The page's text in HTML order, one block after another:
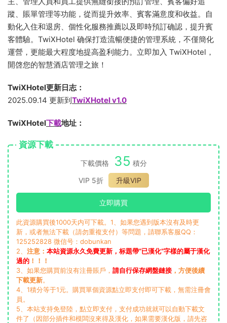
蹤、賬單管理等功能，從而提升效率、賓客滿意度和收益。自
動化入住和退房、個性化服務推薦以及即時預訂确認，提升賓
客體驗。TwiXHotel 确保打造流暢便捷的管理系統，不僅簡化
運營，更能最大程度地提高盈利能力。立即加入 TwiXHotel，
開啓您的智慧酒店管理之旅！
TwiXHotel更新日志：
2025.09.14 更新到TwiXHotel v1.0
TwiXHotel下載地址 ：
資源下載
下載價格 35 積分
VIP 5折
升級VIP
立即購買
此資源購買後1000天内可下載。1、如果您遇到版本沒有及時更
新，或者無法下載（請勿重複支付）等問題，請聯系客服QQ：
125252828 微信号：dobunkan
2、 注意： 本站資源永久免費更新，标題帶“已漢化”字樣的屬于漢化
過的 ！！！
3、如果您購買前沒有注冊賬戶， 請自行保存網盤鏈接 ，方便後續
下載更新。
4、1積分等于1元。購買單個資源點立即支付即可下載，無需注冊會
員。
5、本站支持免登陸，點立即支付，支付成功就就可以自動下載文
件了（因部分插件和模闆沒來得及漢化，如果需要漢化版，請先咨